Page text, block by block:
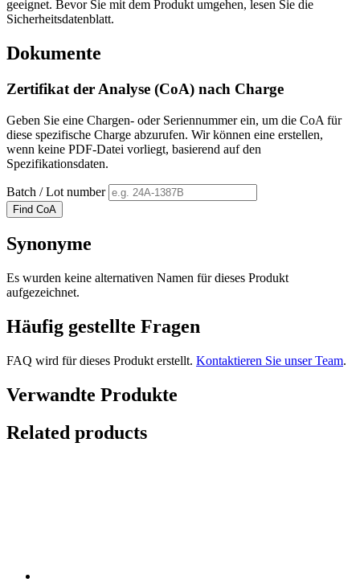
geeignet. Bevor Sie mit dem Produkt umgehen, lesen Sie die
Sicherheitsdatenblatt.
Dokumente
Zertifikat der Analyse (CoA) nach Charge
Geben Sie eine Chargen- oder Seriennummer ein, um die CoA für
diese spezifische Charge abzurufen. Wir können eine erstellen,
wenn keine PDF-Datei vorliegt, basierend auf den
Spezifikationsdaten.
Batch / Lot number
Find CoA
Synonyme
Es wurden keine alternativen Namen für dieses Produkt
aufgezeichnet.
Häufig gestellte Fragen
FAQ wird für dieses Produkt erstellt. Kontaktieren Sie unser Team.
Verwandte Produkte
Related products